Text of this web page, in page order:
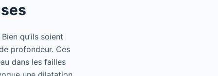
qu’ils soient
profondeur. Ces
dans les failles